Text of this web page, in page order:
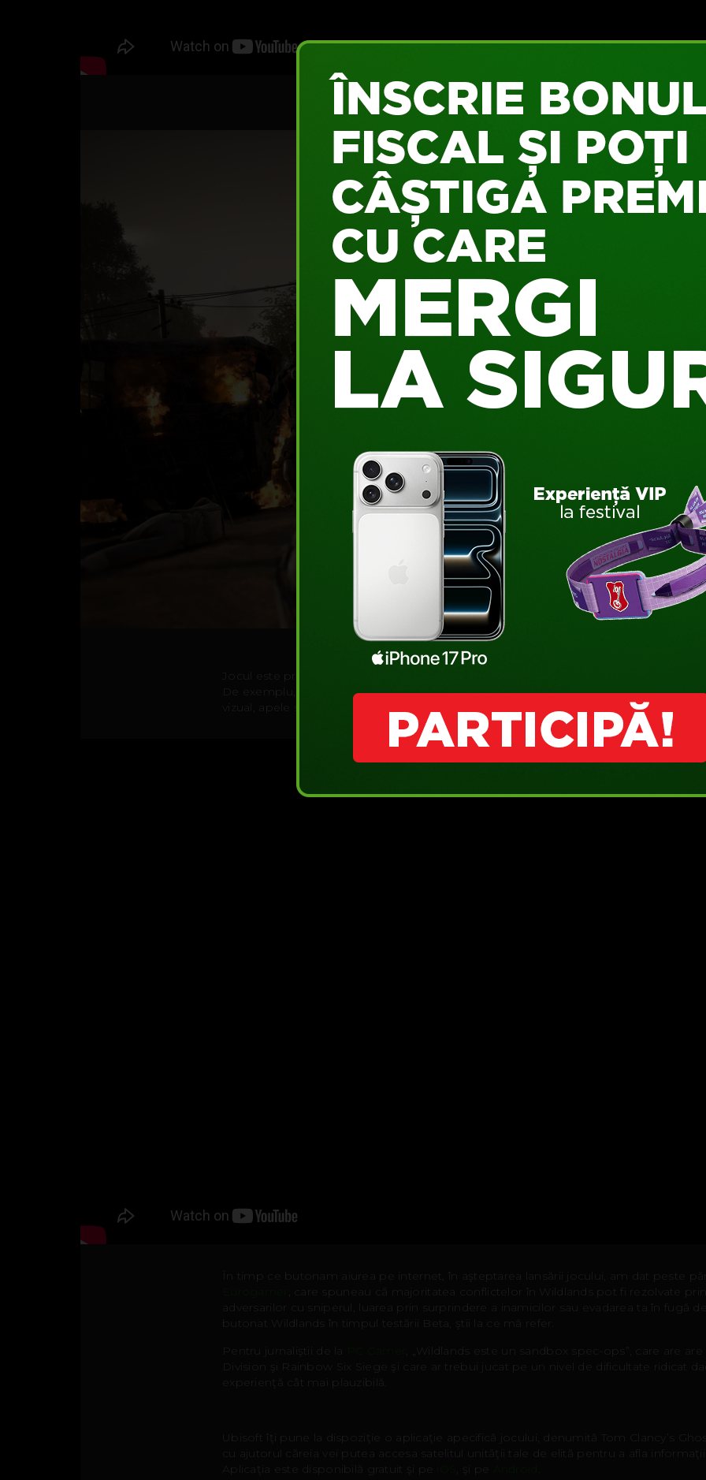
Jocul este prezentat ca un
De exemplu, dacă intri în vizorul unui inamic AI şi apoi încerci să-i fentezi privirea,
vizual, apele se calmează instantaneu.
În timp ce butonam aiurea pe internet, în aşteptarea lansării jocului, am dat peste
, care spuneau că majoritatea conflictelor în Wildlands pot fi rezolvate
adversarilor cu sniperul, luarea prin surprindere a inamicilor sau evadarea ta în fugă
butonat Wildlands în timpul testării Beta, ştii la ce mă refer.
Pentru jurnaliştii de la
, „Wildlands este un sandbox spec-ops”, care are
Division şi Rainbow Six Siege şi care ar trebui jucat pe un nivel de dificultate ridicat
experienţă cât mai plauzibilă.
Ubisoft îţi pune la dispoziţie o aplicaţie apecifică jocului, denumită Tom Clancy’s
cu ajutorul căreia vei putea accesa satelitul unităţii tale de elită pentru a afla
Aplicaţia este disponibilă gratuit şi pe
, şi pe